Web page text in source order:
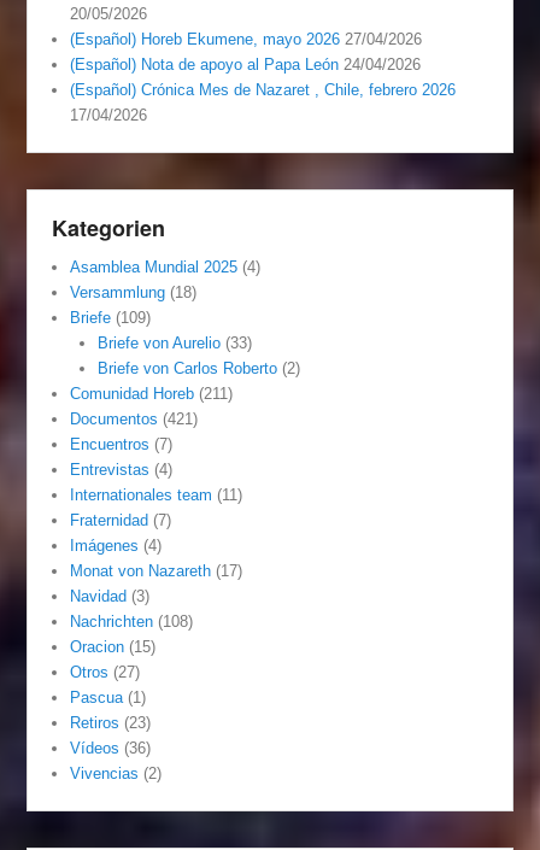
20/05/2026
(Español) Horeb Ekumene, mayo 2026 27/04/2026
(Español) Nota de apoyo al Papa León 24/04/2026
(Español) Crónica Mes de Nazaret , Chile, febrero 2026
17/04/2026
Kategorien
Asamblea Mundial 2025 (4)
Versammlung (18)
Briefe (109)
Briefe von Aurelio(33)
Briefe von Carlos Roberto(2)
Comunidad Horeb (211)
Documentos (421)
Encuentros (7)
Entrevistas (4)
Internationales team (11)
Fraternidad (7)
Imágenes (4)
Monat von Nazareth (17)
Navidad (3)
Nachrichten (108)
Oracion (15)
Otros (27)
Pascua(1)
Retiros (23)
Vídeos (36)
Vivencias (2)